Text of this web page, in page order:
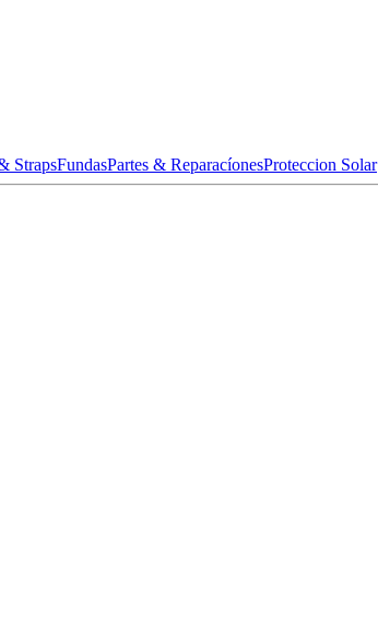
StrapsFundasPartes & ReparacíonesProteccion Solar